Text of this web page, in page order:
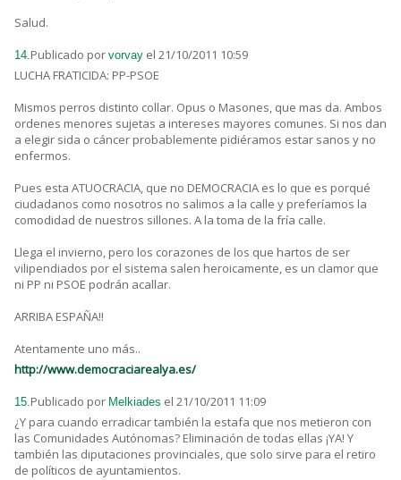
Salud.
14.Publicado por vorvay el 21/10/2011 10:59
LUCHA FRATICIDA: PP-PSOE
Mismos perros distinto collar. Opus o Masones, que mas da. Ambos
ordenes menores sujetas a intereses mayores comunes. Si nos dan
a elegir sida o cáncer probablemente pidiéramos estar sanos y no
enfermos.
Pues esta ATUOCRACIA, que no DEMOCRACIA es lo que es porqué
ciudadanos como nosotros no salimos a la calle y preferíamos la
comodidad de nuestros sillones. A la toma de la fría calle.
Llega el invierno, pero los corazones de los que hartos de ser
vilipendiados por el sistema salen heroicamente, es un clamor que
ni PP ni PSOE podrán acallar.
ARRIBA ESPAÑA!!
Atentamente uno más..
http://www.democraciarealya.es/
15.Publicado por Melkiades el 21/10/2011 11:09
¿Y para cuando erradicar también la estafa que nos metieron con
las Comunidades Autónomas? Eliminación de todas ellas ¡YA! Y
también las diputaciones provinciales, que solo sirve para el retiro
de políticos de ayuntamientos.